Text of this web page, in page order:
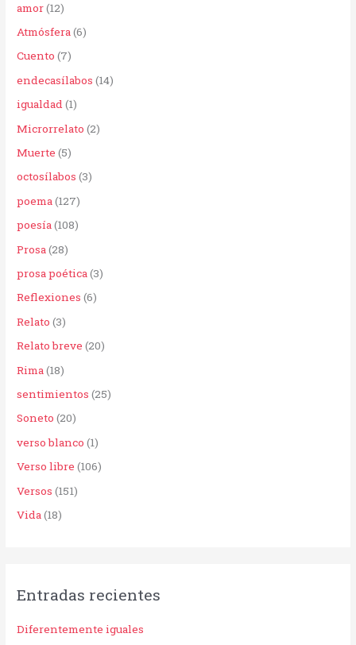
o
r
:
amor(12)
Atmósfera(6)
Cuento (7)
endecasílabos (14)
igualdad(1)
Microrrelato (2)
Muerte (5)
octosílabos (3)
poema(127)
poesía(108)
Prosa(28)
prosa poética(3)
Reflexiones (6)
Relato (3)
Relato breve (20)
Rima(18)
sentimientos (25)
Soneto (20)
verso blanco (1)
Verso libre (106)
Versos (151)
Vida(18)
Entradas recientes
Diferentemente iguales